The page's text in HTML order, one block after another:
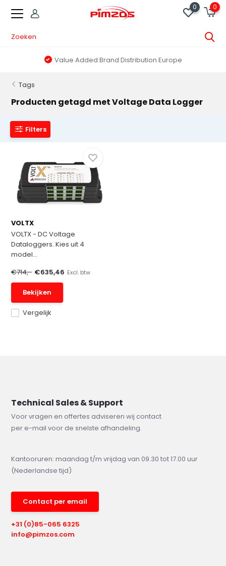
0 0
Value Added Brand Distribution Europe
Tags
Producten getagd met Voltage Data Logger
Filters
VOLTX
VOLTX - DC Voltage
Dataloggers. Kies uit 4
model...
Vergelijk
€714,- €635,46 Excl. btw
Bekijken
Technical Sales & Support
Voor vragen en offertes adviseren wij contact
per e-mail voor de snelste afhandeling.
Kantooruren: maandag t/m vrijdag van 09.30 tot 17.00 uur
(Nederlandse tijd)
Contact per email
+31 (0)85-065 6325
info@pimzos.com